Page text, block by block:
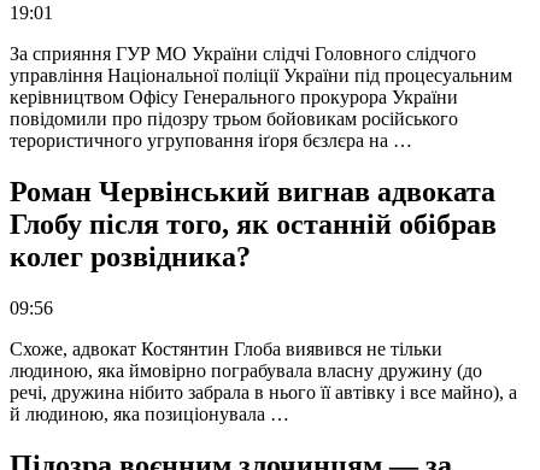
19:01
За сприяння ГУР МО України слідчі Головного слідчого
управління Національної поліції України під процесуальним
керівництвом Офісу Генерального прокурора України
повідомили про підозру трьом бойовикам російського
терористичного угруповання іґоря бєзлєра на …
Роман Червінський вигнав адвоката
Глобу після того, як останній обібрав
колег розвідника?
09:56
Схоже, адвокат Костянтин Глоба виявився не тільки
людиною, яка ймовірно пограбувала власну дружину (до
речі, дружина нібито забрала в нього її автівку і все майно), а
й людиною, яка позиціонувала …